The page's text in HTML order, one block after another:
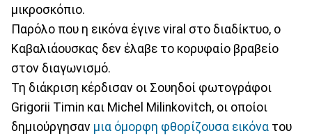
μικροσκόπιο.
Παρόλο που η εικόνα έγινε viral στο διαδίκτυο, ο
Καβαλιάουσκας δεν έλαβε το κορυφαίο βραβείο
στον διαγωνισμό.
Τη διάκριση κέρδισαν οι Σουηδοί φωτογράφοι
Grigorii Timin και Michel Milinkovitch, οι οποίοι
δημιούργησαν μια όμορφη φθορίζουσα εικόνα του